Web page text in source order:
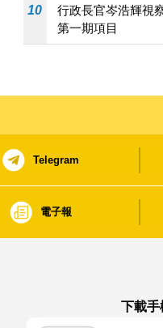
10
行政長官岑浩輝視
第一期項目
Telegram
電子報
下載手